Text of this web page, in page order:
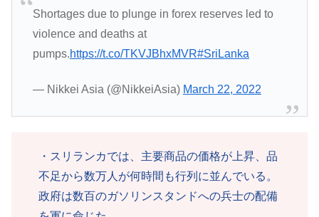
Shortages due to plunge in forex reserves led to
violence and deaths at
pumps.https://t.co/TKVJBhxMVR#SriLanka
— Nikkei Asia (@NikkeiAsia) March 22, 2022
・スリランカでは、主要商品の価格が上昇、品
不足から数万人が何時間も行列に並んでいる。
政府は数百のガソリンスタンドへの兵士の配備